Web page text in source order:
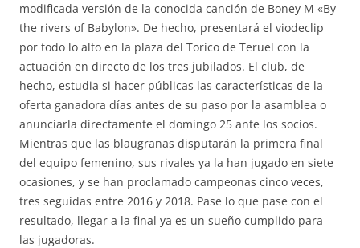
modificada versión de la conocida canción de Boney M «By
the rivers of Babylon». De hecho, presentará el viodeclip
por todo lo alto en la plaza del Torico de Teruel con la
actuación en directo de los tres jubilados. El club, de
hecho, estudia si hacer públicas las características de la
oferta ganadora días antes de su paso por la asamblea o
anunciarla directamente el domingo 25 ante los socios.
Mientras que las blaugranas disputarán la primera final
del equipo femenino, sus rivales ya la han jugado en siete
ocasiones, y se han proclamado campeonas cinco veces,
tres seguidas entre 2016 y 2018. Pase lo que pase con el
resultado, llegar a la final ya es un sueño cumplido para
las jugadoras.